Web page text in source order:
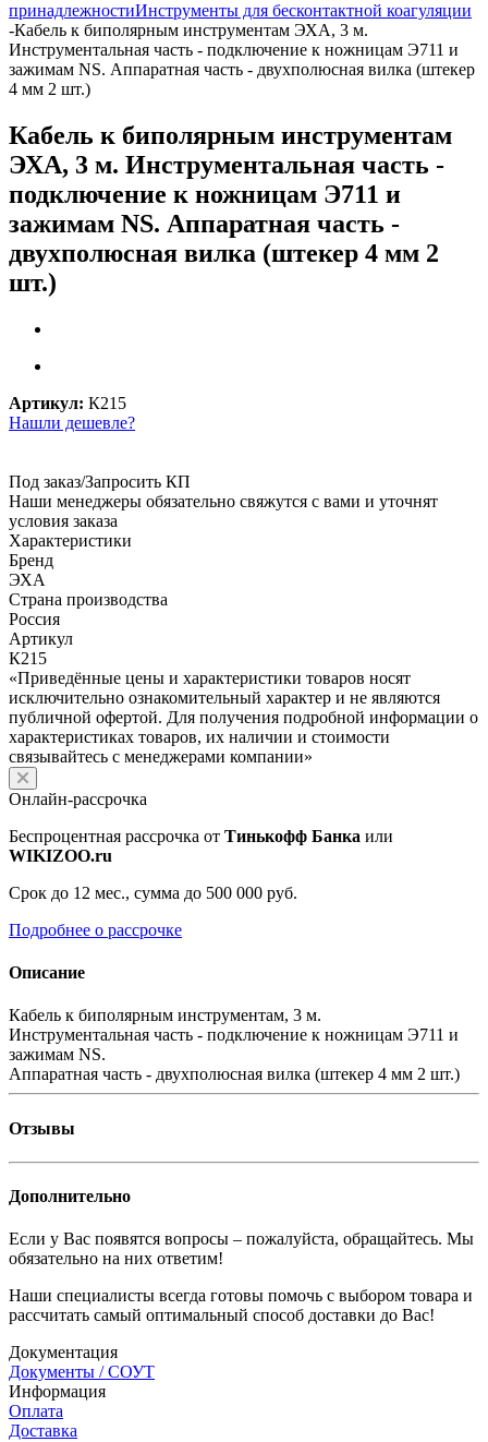
принадлежностиИнструменты для бесконтактной коагуляции
-Кабель к биполярным инструментам ЭХА, 3 м.
Инструментальная часть - подключение к ножницам Э711 и
зажимам NS. Аппаратная часть - двухполюсная вилка (штекер
4 мм 2 шт.)
Кабель к биполярным инструментам
ЭХА, 3 м. Инструментальная часть -
подключение к ножницам Э711 и
зажимам NS. Аппаратная часть -
двухполюсная вилка (штекер 4 мм 2
шт.)
Артикул: К215
Нашли дешевле?
Под заказ/Запросить КП
Наши менеджеры обязательно свяжутся с вами и уточнят
условия заказа
Характеристики
Бренд
ЭХА
Страна производства
Россия
Артикул
К215
«Приведённые цены и характеристики товаров носят
исключительно ознакомительный характер и не являются
публичной офертой. Для получения подробной информации о
характеристиках товаров, их наличии и стоимости
связывайтесь с менеджерами компании»
Онлайн-рассрочка
Беспроцентная рассрочка от Тинькофф Банка или
WIKIZOO.ru
Срок до 12 мес., сумма до 500 000 руб.
Подробнее о рассрочке
Описание
Кабель к биполярным инструментам, 3 м.
Инструментальная часть - подключение к ножницам Э711 и
зажимам NS.
Аппаратная часть - двухполюсная вилка (штекер 4 мм 2 шт.)
Отзывы
Дополнительно
Если у Вас появятся вопросы – пожалуйста, обращайтесь. Мы
обязательно на них ответим!
Наши специалисты всегда готовы помочь с выбором товара и
рассчитать самый оптимальный способ доставки до Вас!
Документация
Документы / СОУТ
Информация
Оплата
Доставка